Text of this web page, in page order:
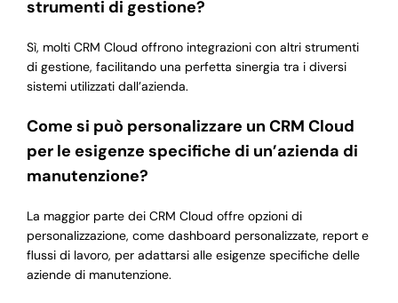
strumenti di gestione?
Sì, molti CRM Cloud offrono integrazioni con altri strumenti
di gestione, facilitando una perfetta sinergia tra i diversi
sistemi utilizzati dall’azienda.
Come si può personalizzare un CRM Cloud
per le esigenze specifiche di un’azienda di
manutenzione?
La maggior parte dei CRM Cloud offre opzioni di
personalizzazione, come dashboard personalizzate, report e
flussi di lavoro, per adattarsi alle esigenze specifiche delle
aziende di manutenzione.